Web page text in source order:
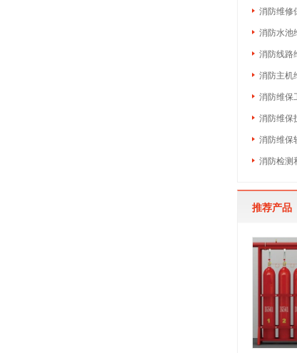
消防维修
消防水池
消防线路
消防主机
消防维保
消防维保
消防维保
消防检测
推荐产品